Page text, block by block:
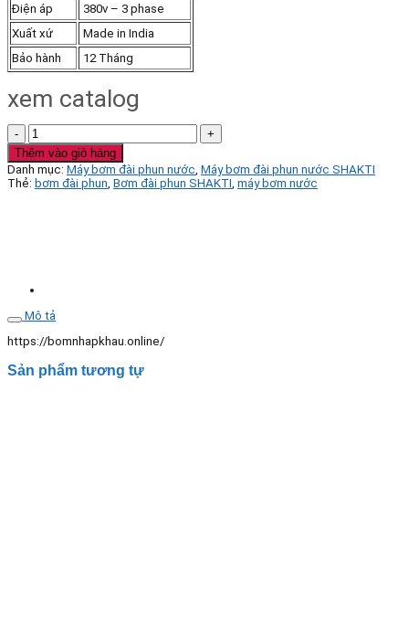
Điện áp
380v – 3 phase
Xuất xứ
Made in India
Bảo hành
12 Tháng
xem catalog
Bơm
đài
phun
nước
SHAKTI
Thêm vào giỏ hàng
Danh mục: Máy bơm đài phun nước, Máy bơm đài phun nước SHAKTI
Thẻ: bơm đài phun, Bơm đài phun SHAKTI, máy bơm nước
Mô tả
https://bomnhapkhau.online/
Sản phẩm tương tự